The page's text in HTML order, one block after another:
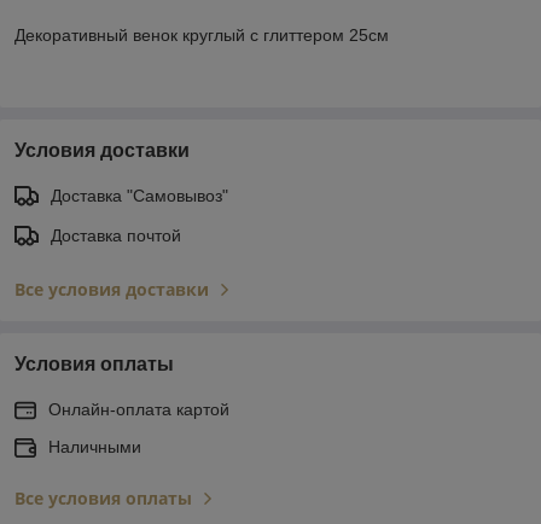
Декоративный венок круглый с глиттером 25см
Условия доставки
Доставка "Самовывоз"
Доставка почтой
Все условия доставки
Условия оплаты
Онлайн-оплата картой
Наличными
Все условия оплаты